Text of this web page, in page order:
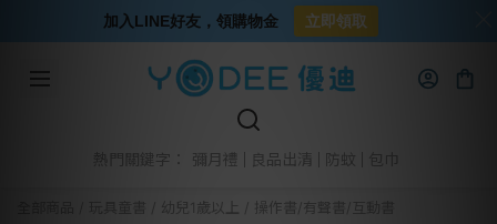
熱門關鍵字： 彌月禮 良品出清 防蚊
幼兒1歲以上 操作書/有聲書/互動書
加入LINE好友，領購物金 立即領取